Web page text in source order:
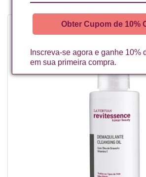
Obter Cupom de 10%
Inscreva-se agora e ganhe 10%
em sua primeira compra.